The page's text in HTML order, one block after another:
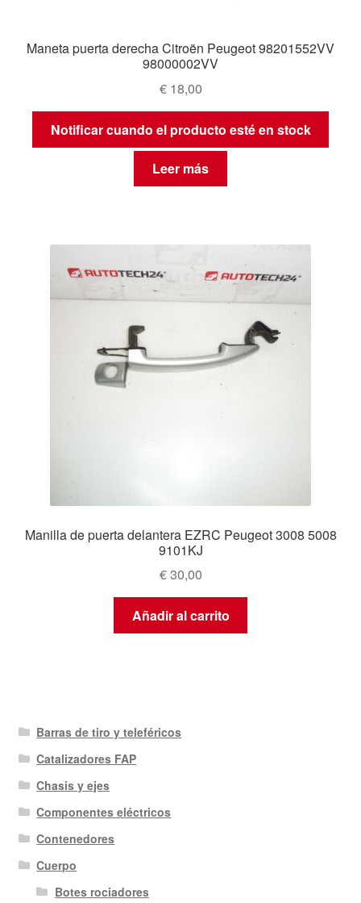
Maneta puerta derecha Citroën Peugeot 98201552VV
98000002VV
€18,00
Notificar cuando el producto esté en stock
Leer más
Manilla de puerta delantera EZRC Peugeot 3008 5008
9101KJ
€30,00
Añadir al carrito
Barras de tiro y teleféricos
Catalizadores FAP
Chasis y ejes
Componentes eléctricos
Contenedores
Cuerpo
Botes rociadores